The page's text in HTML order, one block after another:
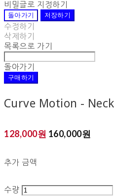
비밀글로 지정하기
돌아가기
저장하기
수정하기
삭제하기
목록으로 가기
돌아가기
구매하기
Curve Motion -
128,000원 160,000원
추가 금액
수량